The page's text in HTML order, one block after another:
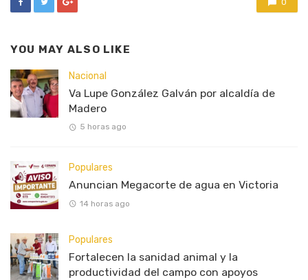
0
YOU MAY ALSO LIKE
Nacional
Va Lupe González Galván por alcaldía de
Madero
5 horas ago
Populares
Anuncian Megacorte de agua en Victoria
14 horas ago
Populares
Fortalecen la sanidad animal y la
productividad del campo con apoyos